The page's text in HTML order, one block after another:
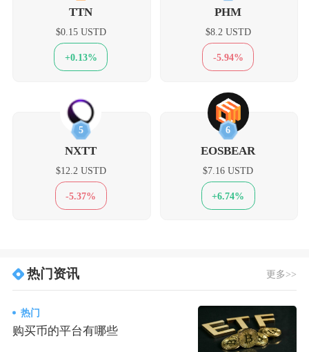
TTN
$0.15 USTD
+0.13%
PHM
$8.2 USTD
-5.94%
5
NXTT
$12.2 USTD
-5.37%
6
EOSBEAR
$7.16 USTD
+6.74%
热门资讯 更多>>
热门
购买币的平台有哪些